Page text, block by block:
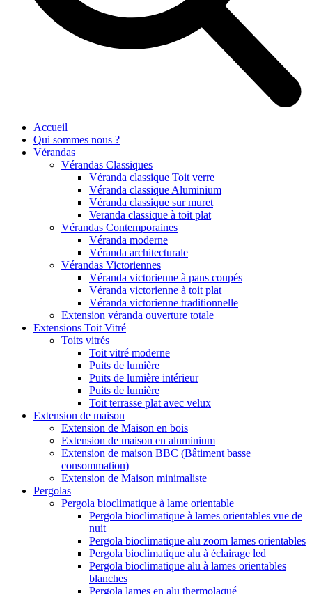
Accueil
Qui sommes nous ?
Vérandas
Vérandas Classiques
Véranda classique Toit verre
Véranda classique Aluminium
Véranda classique sur muret
Veranda classique à toit plat
Vérandas Contemporaines
Véranda moderne
Véranda architecturale
Vérandas Victoriennes
Véranda victorienne à pans coupés
Véranda victorienne à toit plat
Véranda victorienne traditionnelle
Extension véranda ouverture totale
Extensions Toit Vitré
Toits vitrés
Toit vitré moderne
Puits de lumière
Puits de lumière intérieur
Puits de lumière
Toit terrasse plat avec velux
Extension de maison
Extension de Maison en bois
Extension de maison en aluminium
Extension de maison BBC (Bâtiment basse
consommation)
Extension de Maison minimaliste
Pergolas
Pergola bioclimatique à lame orientable
Pergola bioclimatique à lames orientables vue de
nuit
Pergola bioclimatique alu zoom lames orientables
Pergola bioclimatique alu à éclairage led
Pergola bioclimatique alu à lames orientables
blanches
Pergola lames en alu thermolaqué